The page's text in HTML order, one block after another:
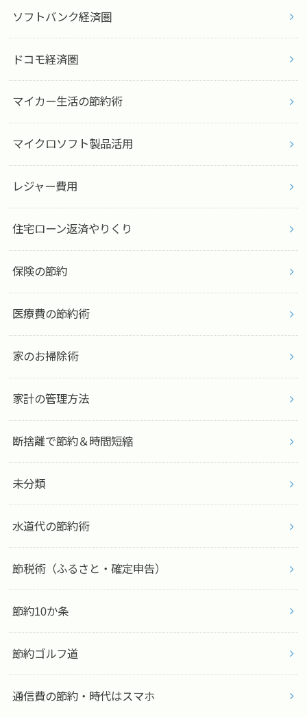
ソフトバンク経済圏
ドコモ経済圏
マイカー生活の節約術
マイクロソフト製品活用
レジャー費用
住宅ローン返済やりくり
保険の節約
医療費の節約術
家のお掃除術
家計の管理方法
断捨離で節約＆時間短縮
未分類
水道代の節約術
節税術（ふるさと・確定申告）
節約10か条
節約ゴルフ道
通信費の節約・時代はスマホ